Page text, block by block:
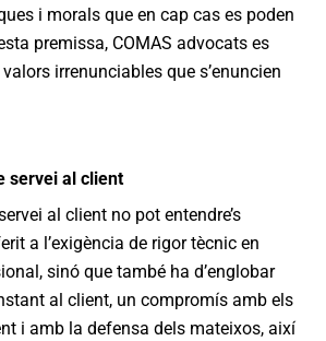
i morals que en cap cas es poden
premissa, COMAS advocats es
irrenunciables que s’enuncien
servei al client
al client no pot entendre’s
a l’exigència de rigor tècnic en
sinó que també ha d’englobar
al client, un compromís amb els
i amb la defensa dels mateixos, així